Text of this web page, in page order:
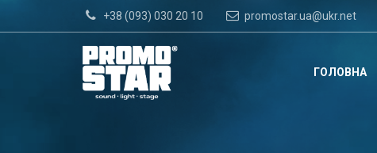
+38 (093) 030 20 10 promostar.ua@ukr.net
ГОЛОВНА